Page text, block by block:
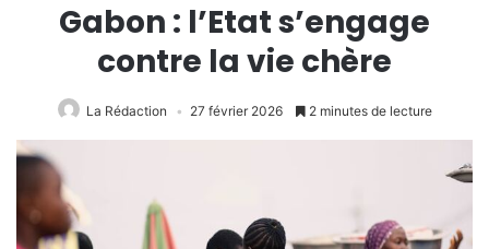
Gabon : l’Etat s’engage
contre la vie chère
La Rédaction 27 février 2026 2 minutes de lecture